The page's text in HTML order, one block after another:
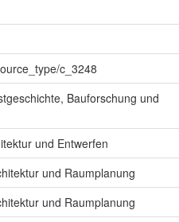
c_3248
Bauforschung und
und Entwerfen
und Raumplanung
und Raumplanung